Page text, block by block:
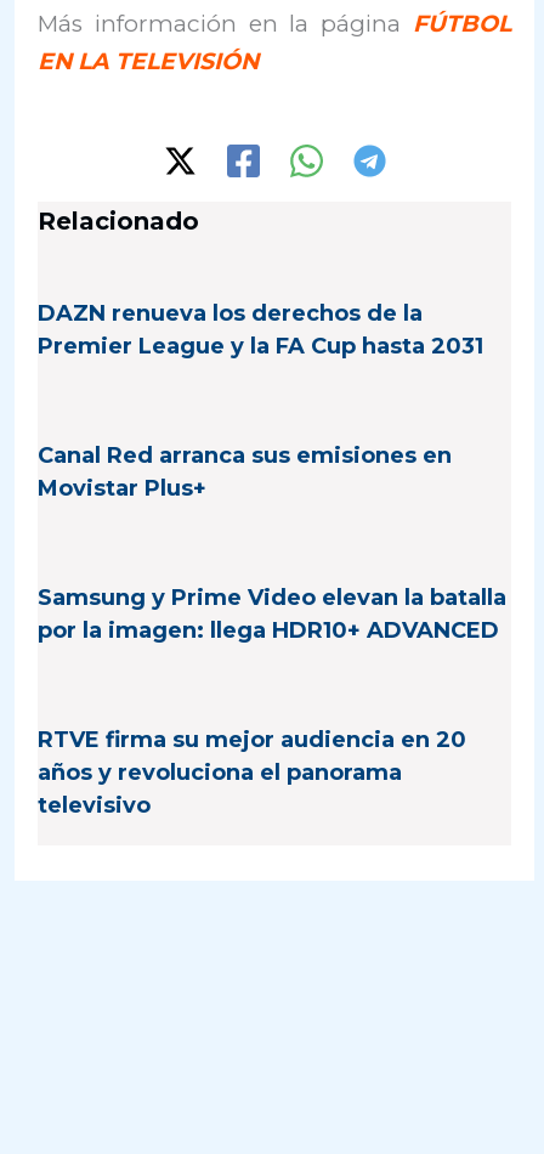
Más información en la página FÚTBOL
EN LA TELEVISIÓN
Relacionado
DAZN renueva los derechos de la
Premier League y la FA Cup hasta 2031
Canal Red arranca sus emisiones en
Movistar Plus+
Samsung y Prime Video elevan la batalla
por la imagen: llega HDR10+ ADVANCED
RTVE firma su mejor audiencia en 20
años y revoluciona el panorama
televisivo